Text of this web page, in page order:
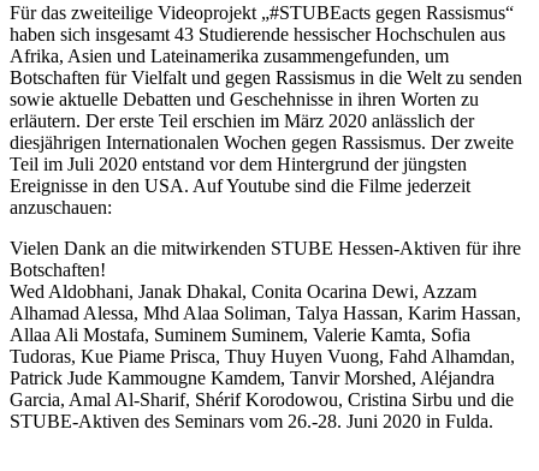
Für das zweiteilige Videoprojekt „#STUBEacts gegen Rassismus“
haben sich insgesamt 43 Studierende hessischer Hochschulen aus
Afrika, Asien und Lateinamerika zusammengefunden, um
Botschaften für Vielfalt und gegen Rassismus in die Welt zu senden
sowie aktuelle Debatten und Geschehnisse in ihren Worten zu
erläutern. Der erste Teil erschien im März 2020 anlässlich der
diesjährigen Internationalen Wochen gegen Rassismus. Der zweite
Teil im Juli 2020 entstand vor dem Hintergrund der jüngsten
Ereignisse in den USA. Auf Youtube sind die Filme jederzeit
anzuschauen:
Vielen Dank an die mitwirkenden STUBE Hessen-Aktiven für ihre
Botschaften!
Wed Aldobhani, Janak Dhakal, Conita Ocarina Dewi, Azzam
Alhamad Alessa, Mhd Alaa Soliman, Talya Hassan, Karim Hassan,
Allaa Ali Mostafa, Suminem Suminem, Valerie Kamta, Sofia
Tudoras, Kue Piame Prisca, Thuy Huyen Vuong, Fahd Alhamdan,
Patrick Jude Kammougne Kamdem, Tanvir Morshed, Aléjandra
Garcia, Amal Al-Sharif, Shérif Korodowou, Cristina Sirbu und die
STUBE-Aktiven des Seminars vom 26.-28. Juni 2020 in Fulda.